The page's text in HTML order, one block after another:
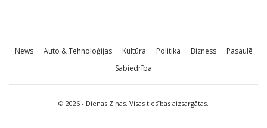
News Auto & Tehnoloģijas Kultūra Politika Bizness
Pasaulē
Sabiedrība
© 2026 - Dienas Ziņas. Visas tiesības aizsargātas.